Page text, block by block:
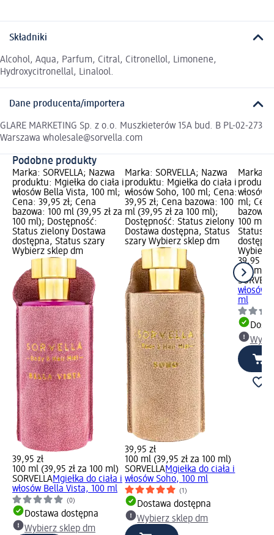
Składniki
Alcohol, Aqua, Parfum, Citral, Citronellol, Limonene,
Hydroxycitronellal, Linalool.
Dane producenta/importera
GLARE MARKETING Sp. z o.o. Muszkieterów 15A bud. B PL-02-273
Warszawa wholesale@sorvella.com
Podobne produkty
Marka: SORVELLA; Nazwa
produktu: Mgiełka do ciała i
włosów Bella Vista, 100 ml;
Cena: 39,95 zł; Cena
bazowa: 100 ml (39,95 zł za
100 ml); Dostępność:
Status zielony Dostawa
dostępna, Status szary
Wybierz sklep dm
39,95 zł
100 ml (39,95 zł za 100 ml)
SORVELLAMgiełka do ciała i
włosów Bella Vista, 100 ml
(0)
Dostawa dostępna
Wybierz sklep dm
Marka: SORVELLA; Nazwa
produktu: Mgiełka do ciała i
włosów Soho, 100 ml; Cena:
39,95 zł; Cena bazowa: 100
ml (39,95 zł za 100 ml);
Dostępność: Status zielony
Dostawa dostępna, Status
szary Wybierz sklep dm
39,95 zł
100 ml (39,95 zł za 100 ml)
SORVELLAMgiełka do ciała i
włosów Soho, 100 ml
(1)
Dostawa dostępna
Wybierz sklep dm
Marka:
włosów
ml;
bazowa:
100 ml);
Status
Wybierz
39,95 zł
100 ml
włosów
ml